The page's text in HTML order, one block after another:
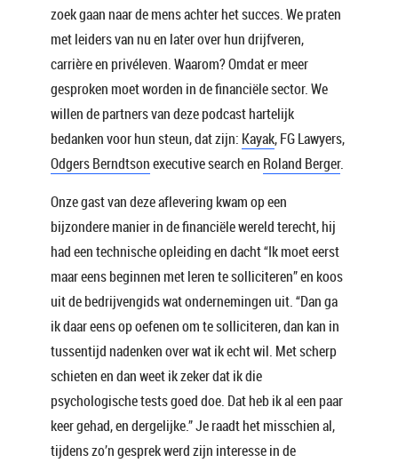
zoek gaan naar de mens achter het succes. We praten
met leiders van nu en later over hun drijfveren,
carrière en privéleven. Waarom? Omdat er meer
gesproken moet worden in de financiële sector. We
willen de partners van deze podcast hartelijk
bedanken voor hun steun, dat zijn: Kayak, FG Lawyers,
Odgers Berndtsonexecutive search en Roland Berger.
Onze gast van deze aflevering kwam op een
bijzondere manier in de financiële wereld terecht, hij
had een technische opleiding en dacht “Ik moet eerst
maar eens beginnen met leren te solliciteren” en koos
uit de bedrijvengids wat ondernemingen uit. “Dan ga
ik daar eens op oefenen om te solliciteren, dan kan in
tussentijd nadenken over wat ik echt wil. Met scherp
schieten en dan weet ik zeker dat ik die
psychologische tests goed doe. Dat heb ik al een paar
keer gehad, en dergelijke.” Je raadt het misschien al,
tijdens zo’n gesprek werd zijn interesse in de